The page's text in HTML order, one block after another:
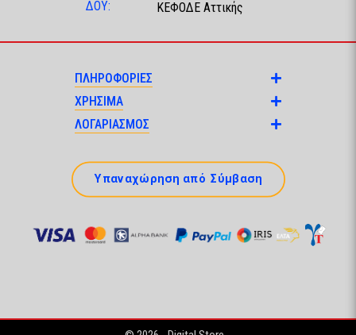
ΔΟΥ:
ΚΕΦΟΔΕ Αττικής
ΠΛΗΡΟΦΟΡΙΕΣ
ΧΡΗΣΙΜΑ
ΛΟΓΑΡΙΑΣΜΟΣ
Υπαναχώρηση από Σύμβαση